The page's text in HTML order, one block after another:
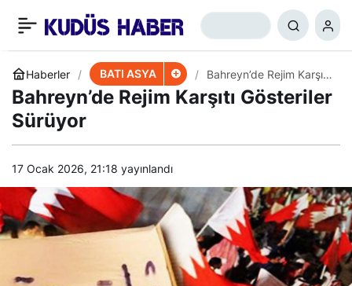
Haberler BATI ASYA
Bahreyn’de Rejim Karşıtı
Gösteriler Sürüyor
Bahreyn’de Rejim Karşıtı Gösteriler
Sürüyor
17 Ocak 2026, 21:18 yayınlandı
Haşdi Şabi’den
Türkiye’ye Yardım
+ 0 Paylaş